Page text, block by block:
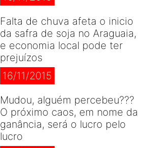
Falta de chuva afeta o inicio
da safra de soja no Araguaia,
e economia local pode ter
prejuízos
16/11/2015
Mudou, alguém percebeu???
O próximo caos, em nome da
ganância, será o lucro pelo
lucro